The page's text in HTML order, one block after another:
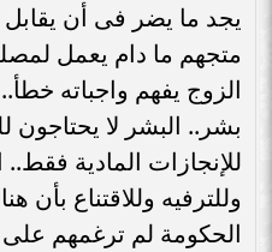
يجد ما يضر فى أن يقابل
متجهم ما دام يعمل
الزوج يفهم واجباته
بشر.. البشر لا يحتاجون
للإنجازات المادية فقط..
وللترفيه وللاقتناع بأن
الحكومة لم ترغمهم